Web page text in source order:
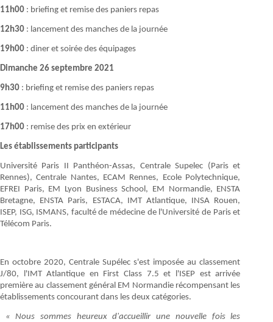
11h00 : briefing et remise des paniers repas
12h30 : lancement des manches de la journée
19h00 : diner et soirée des équipages
Dimanche 26 septembre 2021
9h30 : briefing et remise des paniers repas
11h00 : lancement des manches de la journée
17h00 : remise des prix en extérieur
Les établissements participants
Université Paris II Panthéon-Assas, Centrale Supelec (Paris et
Rennes), Centrale Nantes, ECAM Rennes, Ecole Polytechnique,
EFREI Paris, EM Lyon Business School, EM Normandie, ENSTA
Bretagne, ENSTA Paris, ESTACA, IMT Atlantique, INSA Rouen,
ISEP, ISG, ISMANS, faculté de médecine de l'Université de Paris et
Télécom Paris.
En octobre 2020, Centrale Supélec s'est imposée au classement
J/80, l'IMT Atlantique en First Class 7.5 et l'ISEP est arrivée
première au classement général EM Normandie récompensant les
établissements concourant dans les deux catégories.
« Nous sommes heureux d'accueillir une nouvelle fois les